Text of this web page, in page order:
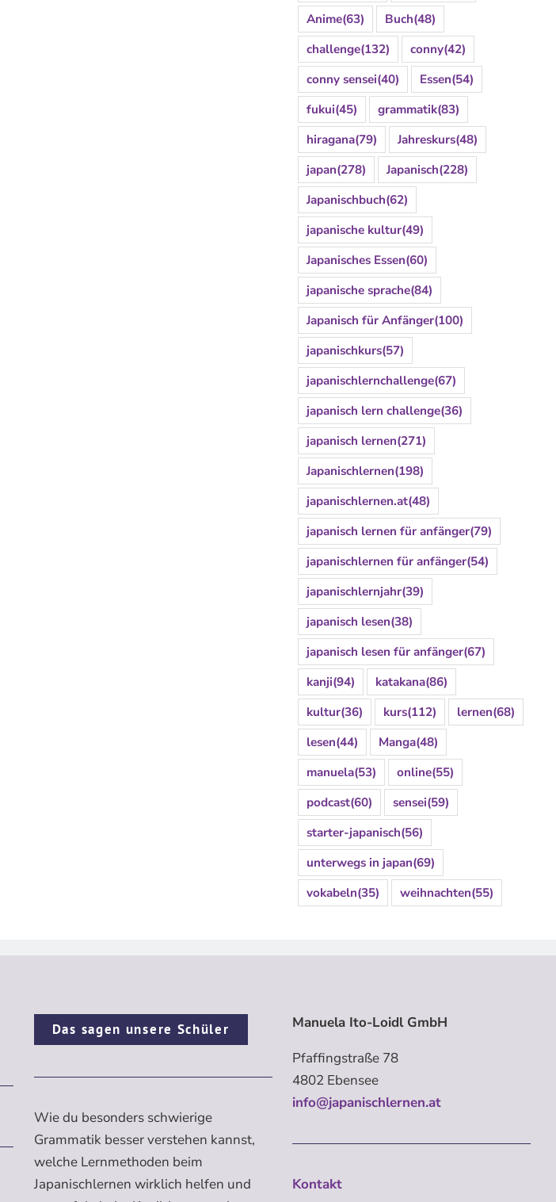
Anime(63) Buch(48)
challenge(132) conny(42)
conny sensei(40) Essen(54)
fukui(45) grammatik(83)
hiragana(79) Jahreskurs(48)
japan(278) Japanisch(228)
Japanischbuch(62)
japanische kultur(49)
Japanisches Essen(60)
japanische sprache(84)
Japanisch für Anfänger(100)
japanischkurs(57)
japanischlernchallenge(67)
japanisch lern challenge(36)
japanisch lernen(271)
Japanischlernen(198)
japanischlernen.at(48)
japanisch lernen für anfänger(79)
japanischlernen für anfänger(54)
japanischlernjahr(39)
japanisch lesen(38)
japanisch lesen für anfänger(67)
kanji(94) katakana(86)
kultur(36) kurs(112) lernen(68)
lesen(44) Manga(48)
manuela(53) online(55)
podcast(60) sensei(59)
starter-japanisch(56)
unterwegs in japan(69)
vokabeln(35) weihnachten(55)
Das sagen unsere Schüler
Wie du besonders schwierige
Grammatik besser verstehen kannst,
welche Lernmethoden beim
Japanischlernen wirklich helfen und
Manuela Ito-Loidl GmbH
Pfaffingstraße 78
4802 Ebensee
info@japanischlernen.at
Kontakt